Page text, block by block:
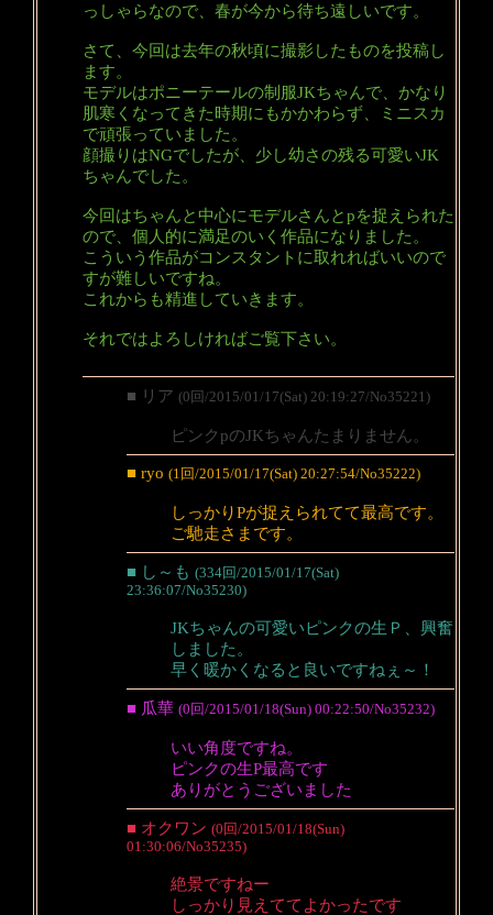
っしゃらなので、春が今から待ち遠しいです。
さて、今回は去年の秋頃に撮影したものを投稿し
ます。
モデルはポニーテールの制服JKちゃんで、かなり
肌寒くなってきた時期にもかかわらず、ミニスカ
で頑張っていました。
顔撮りはNGでしたが、少し幼さの残る可愛いJK
ちゃんでした。
今回はちゃんと中心にモデルさんとpを捉えられた
ので、個人的に満足のいく作品になりました。
こういう作品がコンスタントに取れればいいので
すが難しいですね。
これからも精進していきます。
それではよろしければご覧下さい。
■ リア (0回/2015/01/17(Sat) 20:19:27/No35221)
ピンクpのJKちゃんたまりません。
■ ryo (1回/2015/01/17(Sat) 20:27:54/No35222)
しっかりPが捉えられてて最高です。
ご馳走さまです。
■ し～も (334回/2015/01/17(Sat)
23:36:07/No35230)
JKちゃんの可愛いピンクの生Ｐ、興奮
しました。
早く暖かくなると良いですねぇ～！
■ 瓜華 (0回/2015/01/18(Sun) 00:22:50/No35232)
いい角度ですね。
ピンクの生P最高です
ありがとうございました
■ オクワン (0回/2015/01/18(Sun)
01:30:06/No35235)
絶景ですねー
しっかり見えててよかったです